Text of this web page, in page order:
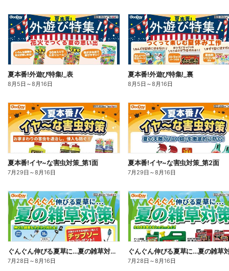
夏本番!外遊び特集!_表
8月5日 ～8月16日
夏本番!外遊び特集!_裏
8月5日 ～8月16日
夏本番!イヤ~な害虫対策_第1面
7月29日 ～8月16日
夏本番!イヤ~な害虫対策_第2面
7月29日 ～8月16日
ぐんぐん伸びる夏草に…夏の雑草対策_表
7月28日 ～8月16日 7月28日 ～8月16日